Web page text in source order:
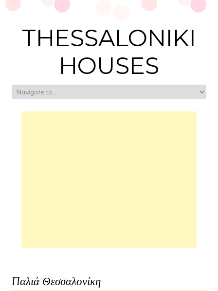
THESSALONIKI
HOUSES
Παλιά Θεσσαλονίκη